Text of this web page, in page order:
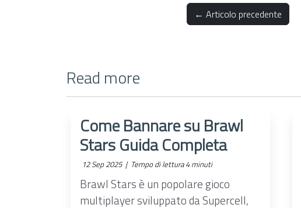
← Articolo precedente
Read more
Come Bannare su Brawl
Stars Guida Completa
12 Sep 2025 | Tempo di lettura 4 minuti
Brawl Stars è un popolare gioco
multiplayer sviluppato da Supercell,